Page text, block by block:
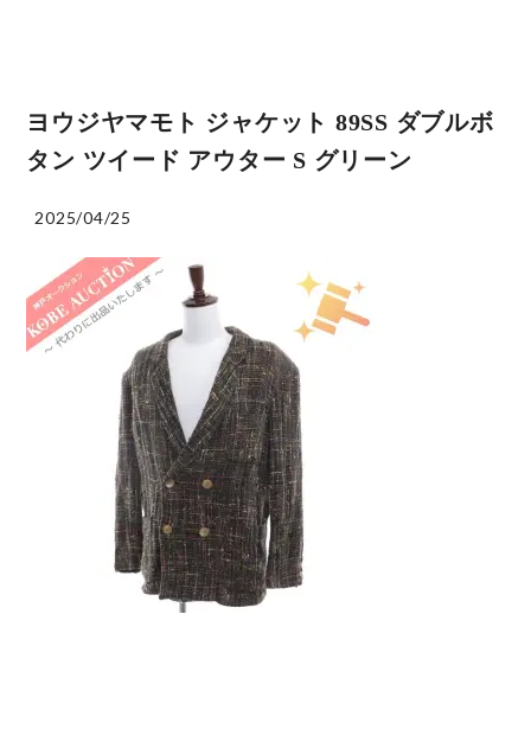
ヨウジヤマモト ジャケット 89SS ダブルボ
タン ツイード アウター S グリーン
2025/04/25